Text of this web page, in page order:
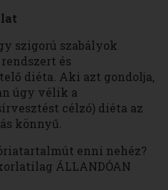
szigorú szabályok
és
diéta. Aki azt gondolja,
úgy vélik a
célzó) diéta az
könnyű.
enni nehéz?
ÁLLANDÓAN